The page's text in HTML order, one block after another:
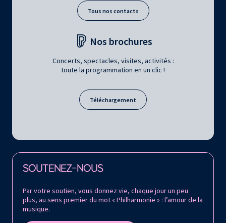
Tous nos contacts
Nos brochures
Concerts, spectacles, visites, activités :
toute la programmation en un clic !
Téléchargement
SOUTENEZ-NOUS
Par votre soutien, vous donnez vie, chaque jour un peu
plus, au sens premier du mot « Philharmonie » : l’amour de la
musique.
Retrouvez la Philharmonie de Paris sur